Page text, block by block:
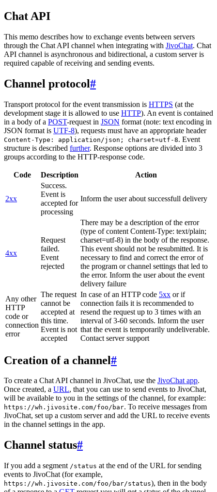
Chat API
This memo describes how to exchange events between servers
through the Chat API channel when integrating with JivoChat. Chat
API channel is asynchronous and bidirectional, a custom server is
required capable of receiving and sending events.
Channel protocol#
Transport protocol for the event transmission is HTTPS (at the
development stage it is allowed to use HTTP). An event is contained
in a body of a POST-request in JSON format (note: text encoding in
JSON format is UTF-8), requests must have an appropriate header
Content-Type: application/json; charset=utf-8. Event
structure is described further. Response options are divided into 3
groups according to the HTTP-response code.
Code Description Action
2xx
Success.
Event is
accepted for
processing
Inform the user about successfull delivery
4xx
Request
failed.
Event
rejected
There may be a description of the error
(type of content Content-Type: text/plain;
charset=utf-8) in the body of the response.
This event should not be resubmitted. It is
necessary to find and correct the error of
the program or channel settings that led to
the error. Inform the user about the event
delivery failure
Any other
HTTP
code or
connection
error
The request
cannot be
accepted at
this time.
Event is not
accepted
In case of an HTTP code 5xx or if
connection fails it is recommended to
resend the request up to 3 times with an
interval of 3-60 seconds. Inform the user
that the event is temporarily undeliverable.
Contact server support
Creation of a channel#
To create a Chat API channel in JivoChat, use the JivoChat app.
Once created, a URL, that you can use to send events to JivoChat,
will be available to you in the settings of the channel, for example:
https://wh.jivosite.com/foo/bar. To receive messages from
JivoChat, set up a custom server and add the URL to receive events
in the channel settings in the app.
Channel status#
If you add a segment /status at the end of the URL for sending
events to JivoChat (for example,
https://wh.jivosite.com/foo/bar/status), then in the body